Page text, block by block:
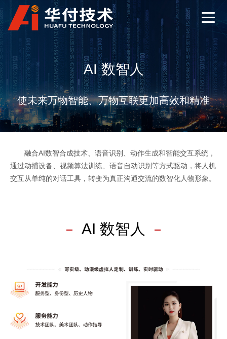
AI 数智人
使未来万物智能、万物互联更加高效和精准
融合AI数智合成技术、语音识别、动作生成和智能交互系统，
通过动捕设备、视频算法训练、语音自动识别等方式驱动，将人机
交互从单纯的对话工具，转变为真正沟通交流的数智化人物形象。
AI 数智人